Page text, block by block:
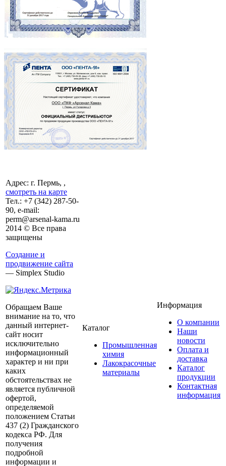
Адрес: г. Пермь, ,
смотреть на карте
Тел.: +7 (342) 287-50-
90, e-mail:
perm@arsenal-kama.ru
2014 © Все права
защищены
Создание и
продвижение сайта
— Simplex Studio
Обращаем Ваше
внимание на то, что
данный интернет-
сайт носит
исключительно
информационный
характер и ни при
каких
обстоятельствах не
является публичной
офертой,
определяемой
положением Статьи
437 (2) Гражданского
кодекса РФ. Для
получения
подробной
информации и
Каталог
Промышленная
химия
Лакокрасочные
материалы
Информация
О компании
Наши
новости
Оплата и
доставка
Каталог
продукции
Контактная
информация